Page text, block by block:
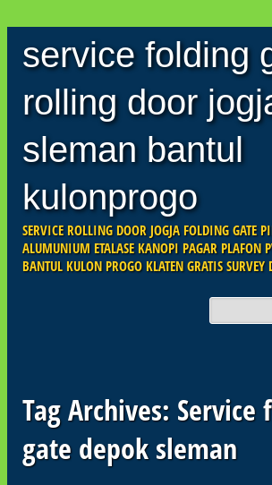
service folding
rolling door
sleman bantul
kulonprogo
SERVICE ROLLING DOOR JOGJA FOLDING GATE
ALUMUNIUM ETALASE KANOPI PAGAR PLAFON
BANTUL KULON PROGO KLATEN GRATIS
Tag Archives: Service
gate depok sleman